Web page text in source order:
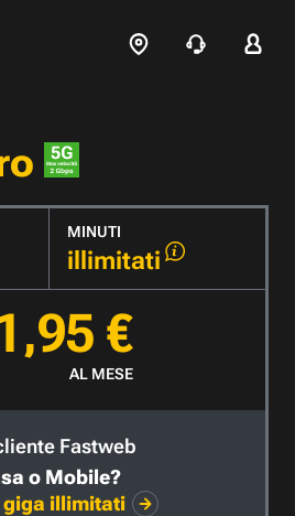
MINUTI
illimitati
€
AL MESE
Fastweb
o Mobile?
giga illimitati